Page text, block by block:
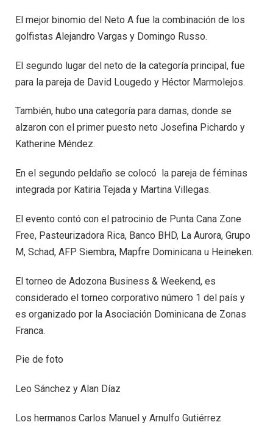
El mejor binomio del Neto A fue la combinación de los
golfistas Alejandro Vargas y Domingo Russo.
El segundo lugar del neto de la categoría principal, fue
para la pareja de David Lougedo y Héctor Marmolejos.
También, hubo una categoría para damas, donde se
alzaron con el primer puesto neto Josefina Pichardo y
Katherine Méndez.
En el segundo peldaño se colocó la pareja de féminas
integrada por Katiria Tejada y Martina Villegas.
El evento contó con el patrocinio de Punta Cana Zone
Free, Pasteurizadora Rica, Banco BHD, La Aurora, Grupo
M, Schad, AFP Siembra, Mapfre Dominicana u Heineken.
El torneo de Adozona Business & Weekend, es
considerado el torneo corporativo número 1 del país y
es organizado por la Asociación Dominicana de Zonas
Franca.
Pie de foto
Leo Sánchez y Alan Díaz
Los hermanos Carlos Manuel y Arnulfo Gutiérrez